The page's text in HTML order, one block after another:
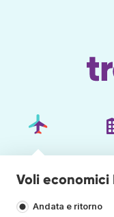
Voli economici
Andata e ritorno